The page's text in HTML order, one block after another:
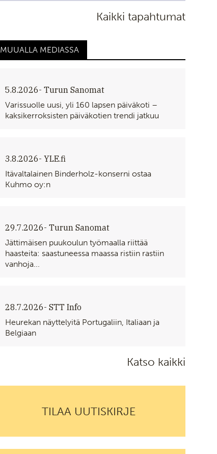
Kaikki tapahtumat
MUUALLA MEDIASSA
5.8.2026- Turun Sanomat
Varissuolle uusi, yli 160 lapsen päiväkoti –
kaksikerroksisten päiväkotien trendi jatkuu
3.8.2026- YLE.fi
Itävaltalainen Binderholz-konserni ostaa
Kuhmo oy:n
29.7.2026- Turun Sanomat
Jättimäisen puukoulun työmaalla riittää
haasteita: saastuneessa maassa ristiin rastiin
vanhoja...
28.7.2026- STT Info
Heurekan näyttelyitä Portugaliin, Italiaan ja
Belgiaan
Katso kaikki
TILAA UUTISKIRJE